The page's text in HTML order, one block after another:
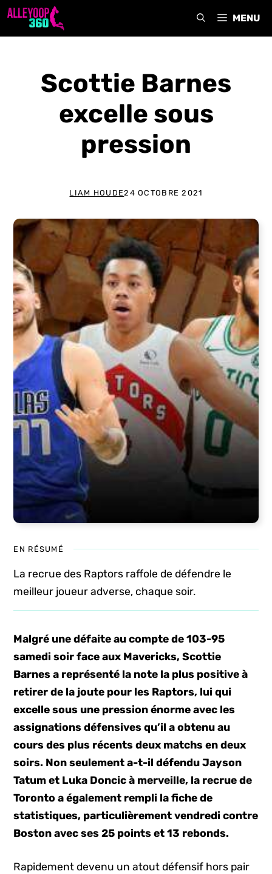
Aller
MENU
Scottie Barnes
excelle sous
pression
LIAM HOUDE24 OCTOBRE 2021
EN RÉSUMÉ
La recrue des Raptors raffole de défendre le
meilleur joueur adverse, chaque soir.
Malgré une défaite au compte de 103-95
samedi soir face aux Mavericks, Scottie
Barnes a représenté la note la plus positive à
retirer de la joute pour les Raptors, lui qui
excelle sous une pression énorme avec les
assignations défensives qu’il a obtenu au
cours des plus récents deux matchs en deux
soirs. Non seulement a-t-il défendu Jayson
Tatum et Luka Doncic à merveille, la recrue de
Toronto a également rempli la fiche de
statistiques, particulièrement vendredi contre
Boston avec ses 25 points et 13 rebonds.
Rapidement devenu un atout défensif hors pair